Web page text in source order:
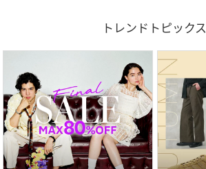
トレンドトピックス